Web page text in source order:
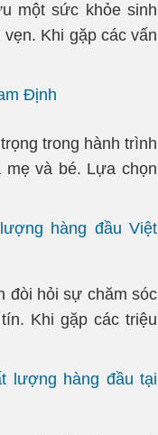
một sức khỏe sinh
Khi gặp các vấn
Định
trong hành trình
mẹ và bé. Lựa chọn
hàng đầu Việt
đòi hỏi sự chăm sóc
Khi gặp các triệu
lượng hàng đầu tại